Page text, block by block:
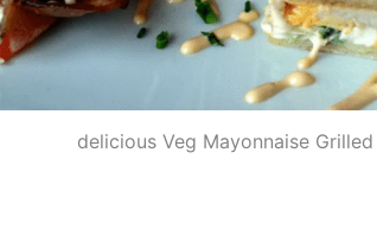
delicious Veg Mayonnaise